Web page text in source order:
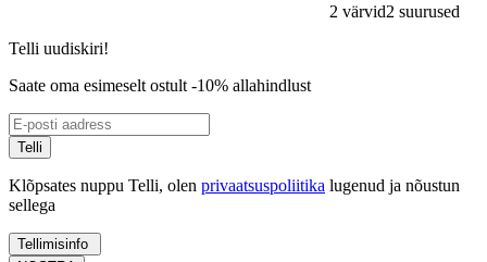
2 värvid2 suurused
Telli uudiskiri!
Saate oma esimeselt ostult -10% allahindlust
Telli
Klõpsates nuppu Telli, olen privaatsuspoliitika lugenud ja nõustun
sellega
Tellimisinfo